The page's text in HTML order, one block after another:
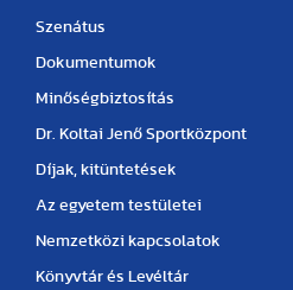
Szenátus
Dokumentumok
Minőségbiztosítás
Dr. Koltai Jenő Sportközpont
Díjak, kitüntetések
Az egyetem testületei
Nemzetközi kapcsolatok
Könyvtár és Levéltár